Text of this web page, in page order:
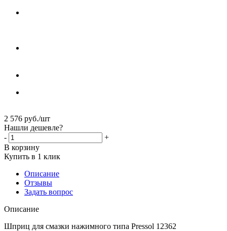
2 576 руб./шт
Нашли дешевле?
-
+
В корзину
Купить в 1 клик
Описание
Отзывы
Задать вопрос
Описание
Шприц для смазки нажимного типа Pressol 12362